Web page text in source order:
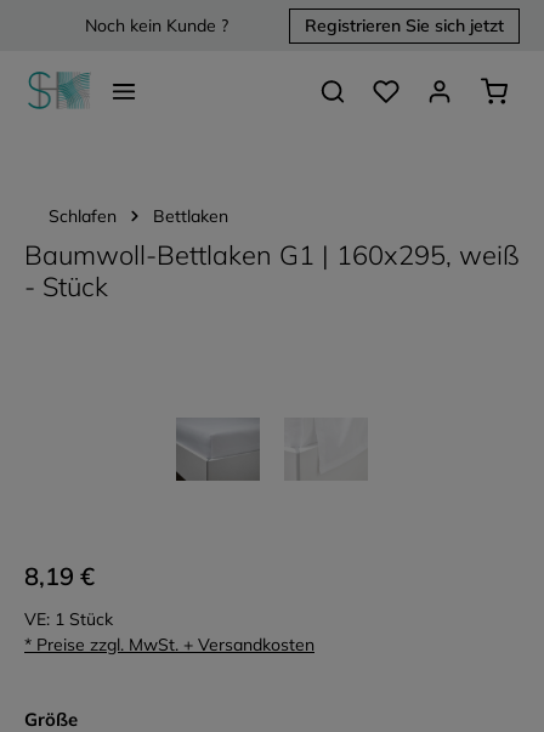
springenNoch kein Kunde ? Registrieren Sie sich jetzt
Du hast 0 Produkte
Schlafen Bettlaken
Baumwoll-Bettlaken G1 | 160x295, weiß
- Stück
8,19 €
VE: 1 Stück
* Preise zzgl. MwSt. + Versandkosten
Größeauswählen